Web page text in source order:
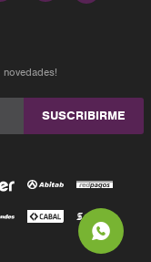
SUSCRIBIRME